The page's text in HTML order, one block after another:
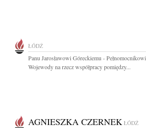
ŁÓDŹ
Panu Jarosławowi Góreckiemu - Pełnomocnikowi
Wojewody na rzecz współpracy pomiędzy...
AGNIESZKA CZERNEK ŁÓDŹ